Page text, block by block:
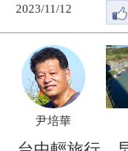
2023/11/12
尹培華